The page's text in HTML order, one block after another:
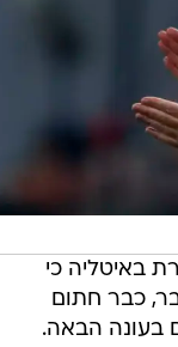
באיטליה כי
כבר חתום
בעונה הבאה.